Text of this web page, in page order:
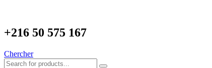
+216 50 575 167
Chercher